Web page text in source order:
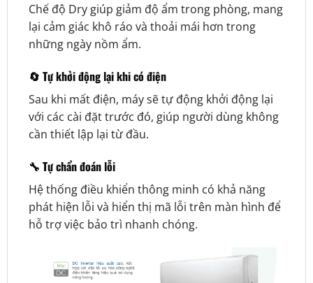
Chế độ Dry giúp giảm độ ẩm trong phòng, mang
lại cảm giác khô ráo và thoải mái hơn trong
những ngày nồm ẩm.
🔄 Tự khởi động lại khi có điện
Sau khi mất điện, máy sẽ tự động khởi động lại
với các cài đặt trước đó, giúp người dùng không
cần thiết lập lại từ đầu.
🔧 Tự chẩn đoán lỗi
Hệ thống điều khiển thông minh có khả năng
phát hiện lỗi và hiển thị mã lỗi trên màn hình để
hỗ trợ việc bảo trì nhanh chóng.